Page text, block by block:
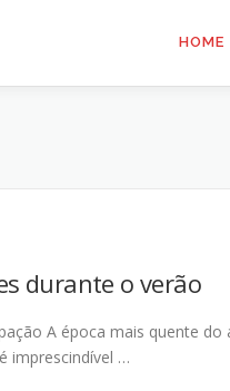
HOME
durante o verão
A época mais quente do
imprescindível …